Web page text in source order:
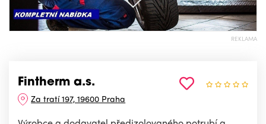
REKLAMA
Fintherm a.s.
Za tratí 197, 19600 Praha